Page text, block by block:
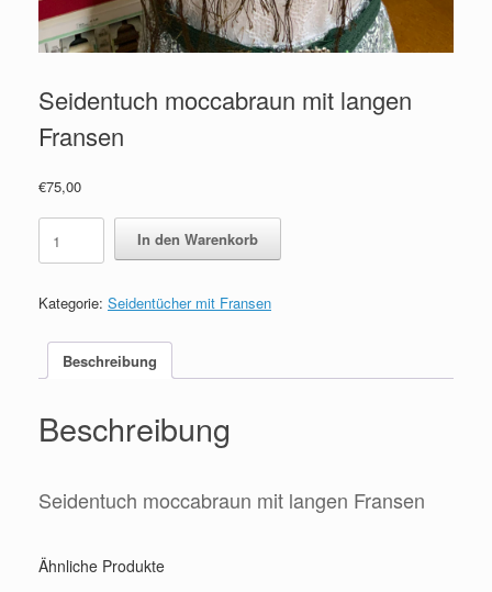
Seidentuch moccabraun mit langen
Fransen
€75,00
moccabraun
mit
Fransen
In den Warenkorb
Kategorie: Seidentücher mit Fransen
Beschreibung
Beschreibung
Seidentuch moccabraun mit langen Fransen
Ähnliche Produkte